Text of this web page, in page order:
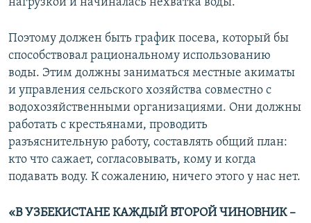
Поэтому должен быть график посева, который бы
способствовал рациональному использованию
воды. Этим должны заниматься местные акиматы
и управления сельского хозяйства совместно с
водохозяйственными организациями. Они должны
работать с крестьянами, проводить
разъяснительную работу, составлять общий план:
кто что сажает, согласовывать, кому и когда
подавать воду. К сожалению, ничего этого у нас нет.
«В УЗБЕКИСТАНЕ КАЖДЫЙ ВТОРОЙ ЧИНОВНИК –